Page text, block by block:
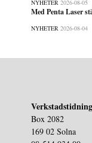
NYHETER 2026-08-05
Med Penta Laser
NYHETER 2026-08-04
Box 2082
169 02 Solna